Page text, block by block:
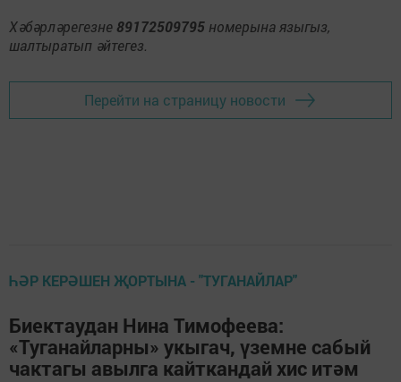
Хәбәрләрегезне 89172509795 номерына языгыз,
шалтыратып әйтегез.
Перейти на страницу новости
ҺӘР КЕРӘШЕН ҖОРТЫНА - "ТУГАНАЙЛАР"
Биектаудан Нина Тимофеева:
«Туганайларны» укыгач, үземне сабый
чактагы авылга кайткандай хис итәм